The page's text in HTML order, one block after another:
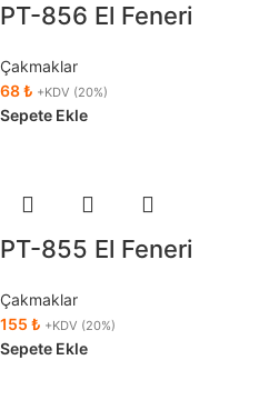
PT-856 El Feneri
Çakmaklar
68₺ +KDV (20%)
Sepete Ekle
PT-855 El Feneri
Çakmaklar
155 ₺ +KDV (20%)
Sepete Ekle